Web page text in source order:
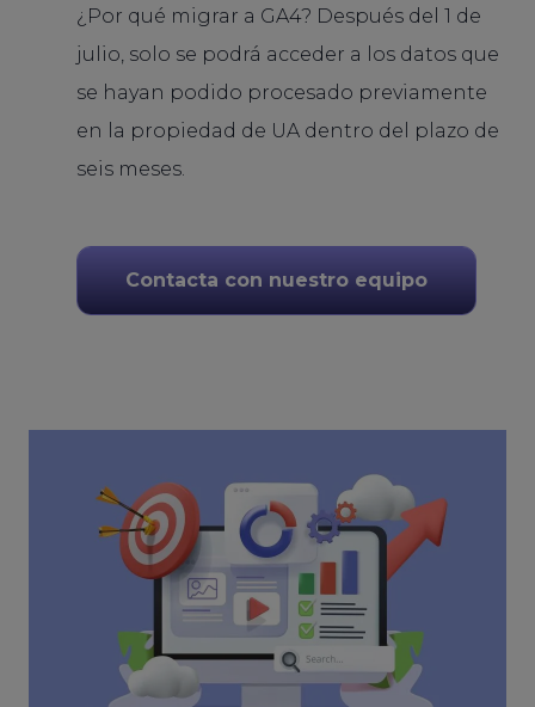
¿Por qué migrar a GA4? Después del 1 de
julio, solo se podrá acceder a los datos que
se hayan podido procesado previamente
en la propiedad de UA dentro del plazo de
seis meses.
Contacta con nuestro equipo